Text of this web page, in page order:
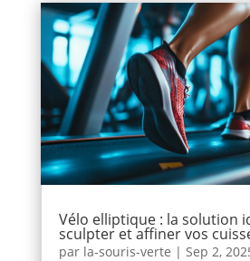
Vélo elliptique : la solution
sculpter et affiner vos
par la-souris-verte | Sep 2,